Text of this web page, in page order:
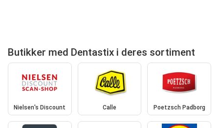
Butikker med Dentastix i deres sortiment
Nielsen's Discount Calle Poetzsch Padborg